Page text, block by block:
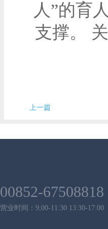
人”的育
支撑。
上一篇
00852-67508818
营业时间：9;00-11:30 13:30-17:00